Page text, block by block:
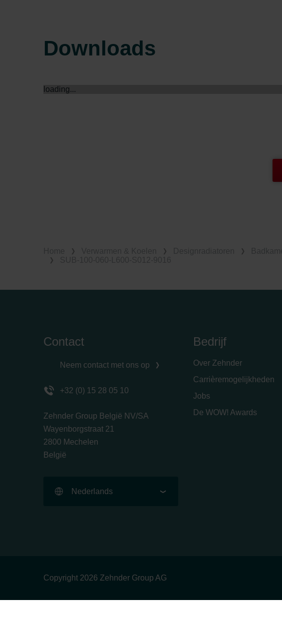
Downloads
loading...
Contact
Neem contact met ons op
+32 (0) 15 28 05 10
Zehnder Group België NV/SA
Wayenborgstraat 21
2800 Mechelen
België
Nederlands
Bedrijf
Over Zehnder
Carrièremogelijkheden
Jobs
De WOW! Awards
Copyright 2026 Zehnder Group AG